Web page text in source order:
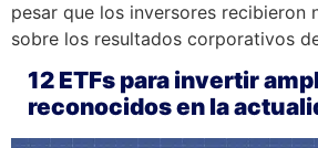
pesar que los inversores recibieron
sobre los resultados corporativos
12 ETFs para invertir
reconocidos en la